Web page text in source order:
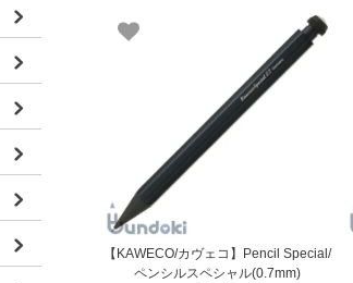
【KAWECO/カヴェコ】Pencil Special/
ペンシルスペシャル(0.7mm)